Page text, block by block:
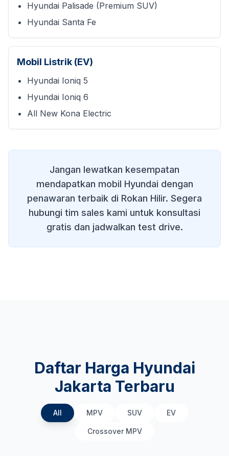
Hyundai Palisade (Premium SUV)
Hyundai Santa Fe
Mobil Listrik (EV)
Hyundai Ioniq 5
Hyundai Ioniq 6
All New Kona Electric
Jangan lewatkan kesempatan
mendapatkan mobil Hyundai dengan
penawaran terbaik di Rokan Hilir. Segera
hubungi tim sales kami untuk konsultasi
gratis dan jadwalkan test drive.
Daftar Harga Hyundai
Jakarta Terbaru
All MPV SUV EV
Crossover MPV